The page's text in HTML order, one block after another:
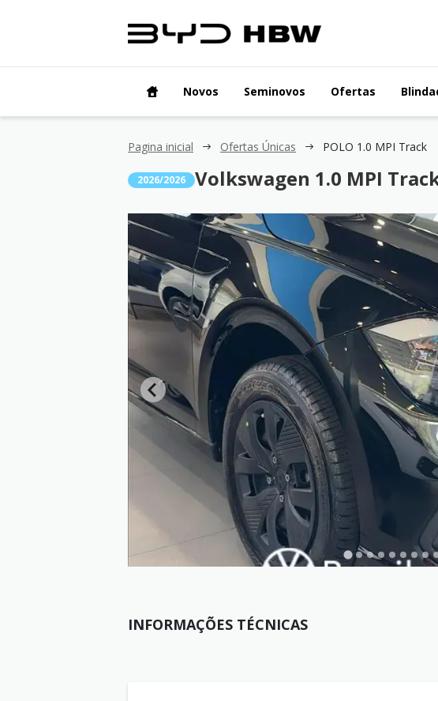
Novos Seminovos Ofertas
Pagina inicial Ofertas Únicas POLO 1.0 MPI Track
2026/2026 Volkswagen 1.0 MPI
INFORMAÇÕES TÉCNICAS